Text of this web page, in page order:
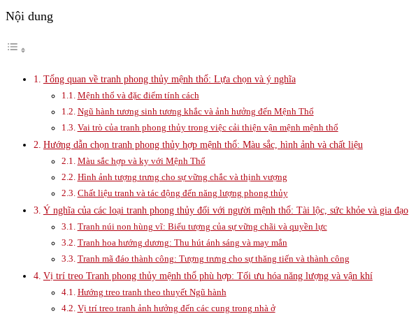
Nội dung
Tổng quan về tranh phong thủy mệnh thổ: Lựa chọn và ý nghĩa
Mệnh thổ và đặc điểm tính cách
Ngũ hành tương sinh tương khắc và ảnh hưởng đến Mệnh Thổ
Vai trò của tranh phong thủy trong việc cải thiện vận mệnh mệnh thổ
Hướng dẫn chọn tranh phong thủy hợp mệnh thổ: Màu sắc, hình ảnh và chất liệu
Màu sắc hợp và kỵ với Mệnh Thổ
Hình ảnh tượng trưng cho sự vững chắc và thịnh vượng
Chất liệu tranh và tác động đến năng lượng phong thủy
Ý nghĩa của các loại tranh phong thủy đối với người mệnh thổ: Tài lộc, sức khỏe và gia đạo
Tranh núi non hùng vĩ: Biểu tượng của sự vững chãi và quyền lực
Tranh hoa hướng dương: Thu hút ánh sáng và may mắn
Tranh mã đáo thành công: Tượng trưng cho sự thăng tiến và thành công
Vị trí treo Tranh phong thủy mệnh thổ phù hợp: Tối ưu hóa năng lượng và vận khí
Hướng treo tranh theo thuyết Ngũ hành
Vị trí treo tranh ảnh hưởng đến các cung trong nhà ở